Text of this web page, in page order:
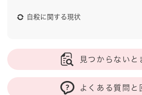
自殺に関する現状
見つからないと
よくある質問と